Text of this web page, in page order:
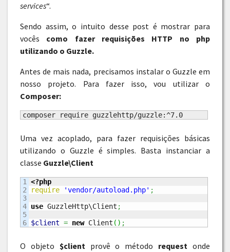
services“.
Sendo assim, o intuito desse post é mostrar para
vocês como fazer requisições HTTP no php
utilizando o Guzzle.
Antes de mais nada, precisamos instalar o Guzzle em
nosso projeto. Para fazer isso, vou utilizar o
Composer:
composer require guzzlehttp/guzzle:^7.0
Uma vez acoplado, para fazer requisições básicas
utilizando o Guzzle é simples. Basta instanciar a
classe Guzzle\Client
1
2
3
4
5
<?php
require
'vendor/autoload.php' ;
use GuzzleHttp\Client ;
$client = new Client ( ) ;
O objeto $client provê o método requestonde